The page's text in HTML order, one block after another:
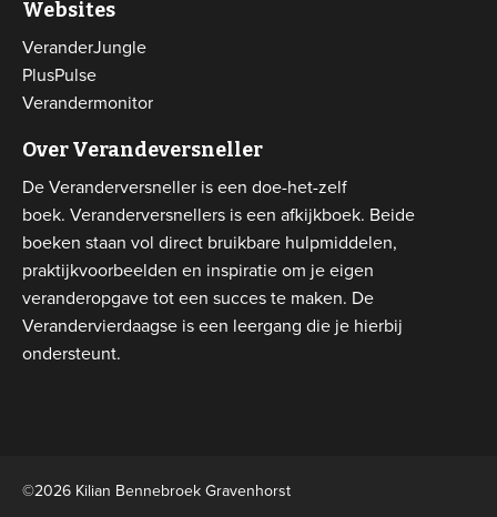
Websites
VeranderJungle
PlusPulse
Verandermonitor
Over Verandeversneller
De Veranderversneller is een doe-het-zelf
boek. Veranderversnellers is een afkijkboek. Beide
boeken staan vol direct bruikbare hulpmiddelen,
praktijkvoorbeelden en inspiratie om je eigen
veranderopgave tot een succes te maken. De
Verandervierdaagse is een leergang die je hierbij
ondersteunt.
©2026 Kilian Bennebroek Gravenhorst